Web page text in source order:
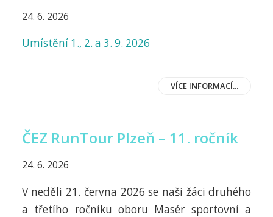
24. 6. 2026
Umístění 1., 2. a 3. 9. 2026
VÍCE INFORMACÍ...
ČEZ RunTour Plzeň – 11. ročník
24. 6. 2026
V neděli 21. června 2026 se naši žáci druhého
a třetího ročníku oboru Masér sportovní a